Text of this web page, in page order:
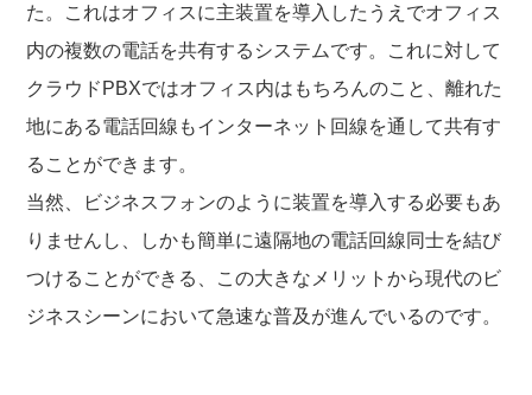
た。これはオフィスに主装置を導入したうえでオフィス
内の複数の電話を共有するシステムです。これに対して
クラウドPBXではオフィス内はもちろんのこと、離れた
地にある電話回線もインターネット回線を通して共有す
ることができます。
当然、ビジネスフォンのように装置を導入する必要もあ
りませんし、しかも簡単に遠隔地の電話回線同士を結び
つけることができる、この大きなメリットから現代のビ
ジネスシーンにおいて急速な普及が進んでいるのです。